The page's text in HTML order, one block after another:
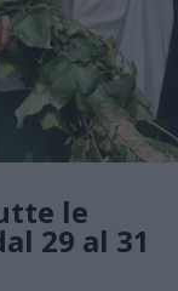
le
29 al 31